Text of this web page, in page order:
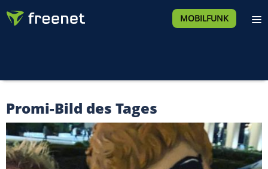
MOBILFUNK
Promi-Bild des Tages